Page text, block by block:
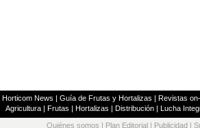
Horticom News | Guía de Frutas y Hortalizas | Revistas
Agricultura| Frutas | Hortalizas | Distribución| Lucha
Quiénes somos Plan Editorial Publicidad